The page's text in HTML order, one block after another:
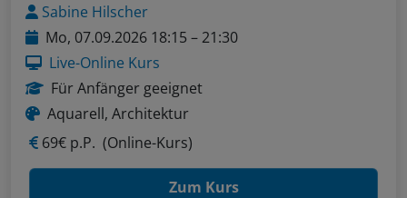
Sabine Hilscher
Mo, 07.09.2026 18:15 – 21:30
Live-Online Kurs
Für Anfänger geeignet
Aquarell, Architektur
69€ p.P. (Online-Kurs)
Zum Kurs